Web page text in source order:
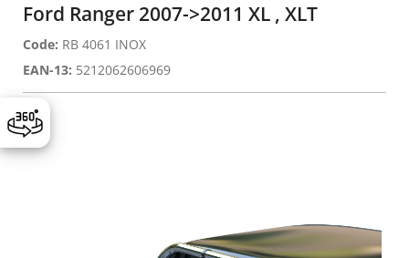
Ford Ranger 2007->2011 XL , XLT
Code: RB 4061 INOX
EAN-13: 5212062606969